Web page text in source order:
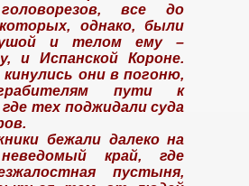
все до
однако, были
и телом ему –
и Испанской Короне.
они в погоню,
пути к
тех поджидали суда
бежали далеко на
край, где
пустыня,
Запада